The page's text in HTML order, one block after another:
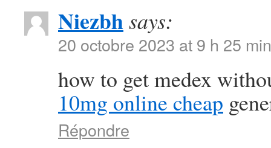
Niezbhsays:
20 octobre 2023 at 9 h 25 min
how to get medex
10mg online cheap
Répondre